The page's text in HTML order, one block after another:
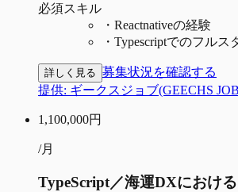
必須スキル
・ Reactnativeの経験
・ Typescriptでのフルス
詳しく見る 募集状況を確認する
提供: ギークスジョブ(GEECHS
1,100,000円
/月
TypeScript／海運DXにおけ